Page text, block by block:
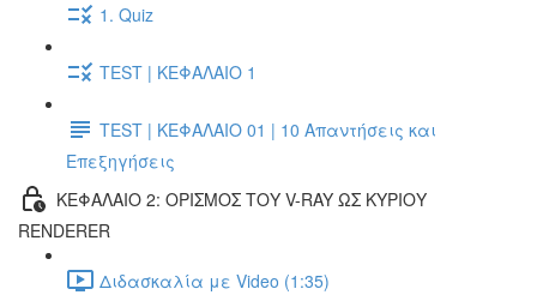
1. Quiz
TEST | ΚΕΦΑΛΑΙΟ 1
TEST | ΚΕΦΑΛΑΙΟ 01 | 10 Απαντήσεις και
Επεξηγήσεις
ΚΕΦΑΛΑΙΟ 2: ΟΡΙΣΜΟΣ ΤΟΥ V-RAY ΩΣ ΚΥΡΙΟΥ
RENDERER
Διδασκαλία με Video (1:35)